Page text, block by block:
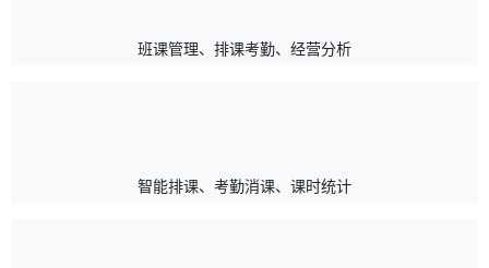
班课管理、排课考勤、经营分析
智能排课、考勤消课、课时统计